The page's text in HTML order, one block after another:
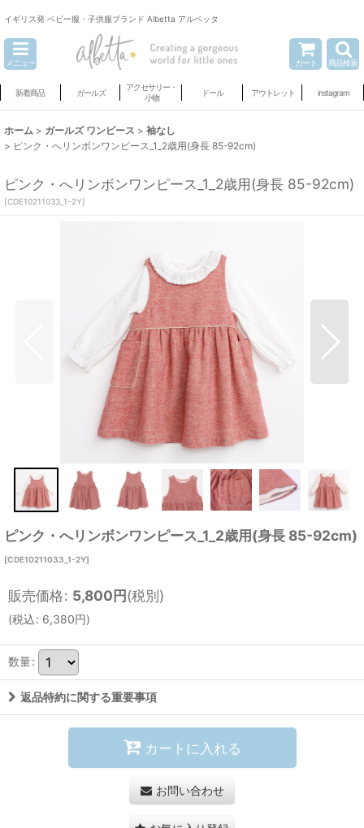
イギリス発 ベビー服・子供服ブランド Albetta アルベッタ
メニュー カート 商品検索
新着商品 ガールズ
アクセサリー・
小物
ドール アウトレット instagram
ホーム > ガールズ ワンピース > 袖なし
> ピンク・へリンボンワンピース_1_2歳用(身長 85-92cm)
ピンク・へリンボンワンピース_1_2歳用(身長 85-92cm)
[CDE10211033_1-2Y]
ピンク・へリンボンワンピース_1_2歳用(身長 85-92cm)
[CDE10211033_1-2Y]
販売価格: 5,800円(税別)
(税込: 6,380円)
数量:
返品特約に関する重要事項
カートに入れる
お問い合わせ